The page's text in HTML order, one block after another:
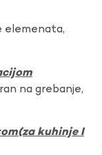
elemenata,
na grebanje,
kuhinje I